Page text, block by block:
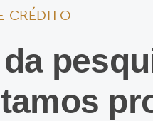
CRÉDITO